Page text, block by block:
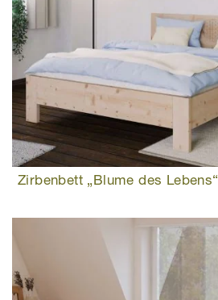
Zirbenbett „Blume des Lebens“